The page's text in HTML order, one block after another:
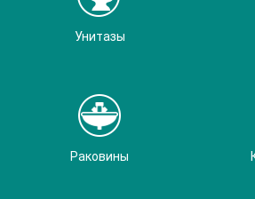
Унитазы
Раковины